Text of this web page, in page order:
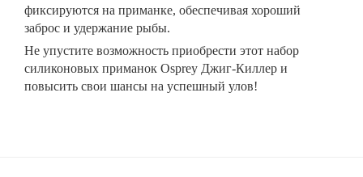
фиксируются на приманке, обеспечивая хороший
заброс и удержание рыбы.
Не упустите возможность приобрести этот набор
силиконовых приманок Osprey Джиг-Киллер и
повысить свои шансы на успешный улов!